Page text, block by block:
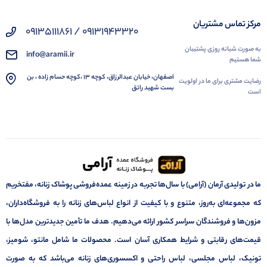
چنانچه قصد خرید انواع شلوار زنانه را دارید می توانید با شماره های زیر در ارتباط باشید.
09131943320 / 09135509506
مرکز تماس مشتریان
به صورت شبانه روزی پشتیبان
شما هستیم
رضایت مشتری برای ما در اولویت
است
09131943320 / 09135111861
info@aramii.ir
اصفهان، خیابان عبدالرزاق، کوچه 13 ،کوچه حسام زاده ، بن
بست شهید راتق
ما در تولیدی آرمان (آرامی) با سال‌ها تجربه در زمینه عمده‌فروشی پوشاک زنانه، مفتخریم
که مجموعه‌ای به‌روز، متنوع و با کیفیت از انواع لباس‌های زنانه را به فروشگاه‌داران،
مزون‌ها و فروشندگان سراسر کشور ارائه می‌دهیم. هدف ما تأمین جدیدترین مدل‌ها با
قیمت‌های رقابتی و شرایط همکاری آسان است. محصولات ما شامل مانتو، شومیز،
تونیک، لباس مجلسی، لباس راحتی و اکسسوری‌های زنانه می‌باشد که به صورت